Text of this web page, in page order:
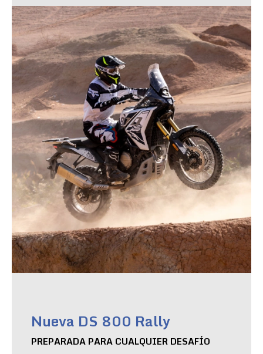
Nueva DS 800 Rally
PREPARADA PARA CUALQUIER DESAFÍO